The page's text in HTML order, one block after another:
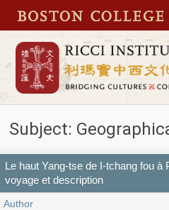
Subject:
Le haut Yang-tse de I-tchang fou à
voyage et description
Author